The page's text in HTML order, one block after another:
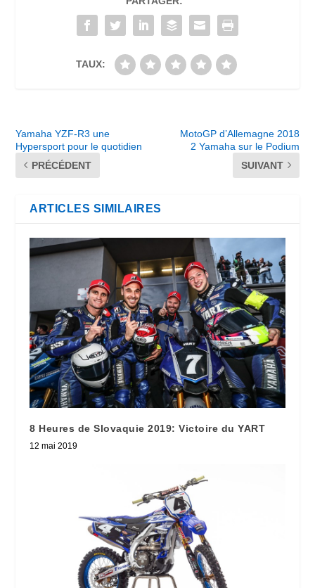
TAUX:
Yamaha YZF-R3 une
Hypersport pour le quotidien
PRÉCÉDENT
MotoGP d’Allemagne 2018
2 Yamaha sur le Podium
SUIVANT
ARTICLES SIMILAIRES
8 Heures de Slovaquie 2019: Victoire du YART
12 mai 2019